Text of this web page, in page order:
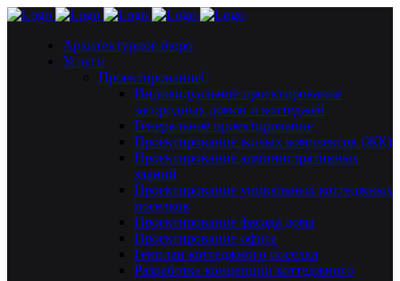
Архитектурное бюро
Услуги
Проектирование
Индивидуальное проектирование
загородных домов и коттеджей
Генеральное проектирование
Проектирование жилых комплексов (ЖК)
Проектирование административных
зданий
Проектирование уникальных коттеджных
поселков
Проектирование фасада дома
Проектирование офиса
Генплан коттеджного поселка
Разработка концепции коттеджного